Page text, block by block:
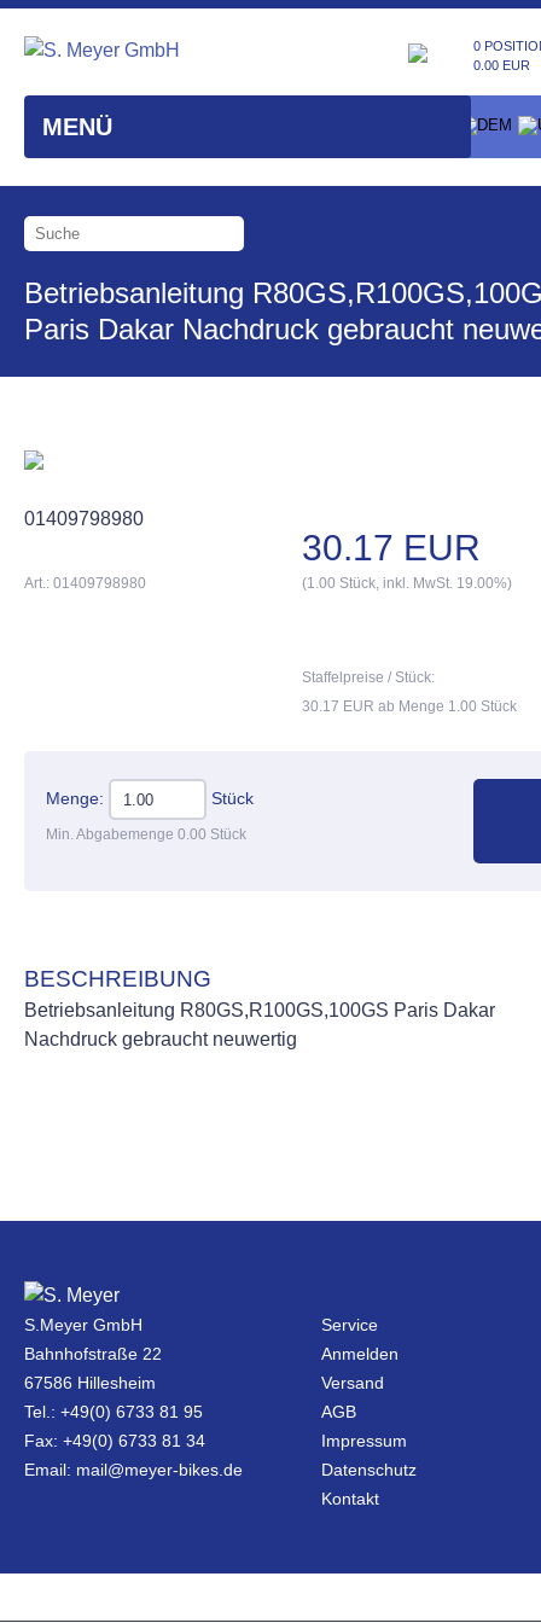
MENÜ
0
0.00 EUR
Betriebsanleitung
Paris Dakar Nachdruck gebraucht
01409798980
30.17 EUR
Art.: 01409798980 (1.00 Stück, inkl. MwSt. 19.00%)
Staffelpreise / Stück:
30.17 EUR ab Menge 1.00 Stück
Menge: Stück
Min. Abgabemenge 0.00 Stück
BESCHREIBUNG
Betriebsanleitung R80GS,R100GS,100GS Paris Dakar
Nachdruck gebraucht neuwertig
S.Meyer GmbH
Bahnhofstraße 22
67586 Hillesheim
Tel.: +49(0) 6733 81 95
Fax: +49(0) 6733 81 34
Email: mail@meyer-bikes.de
Service
Anmelden
Versand
AGB
Impressum
Datenschutz
Kontakt